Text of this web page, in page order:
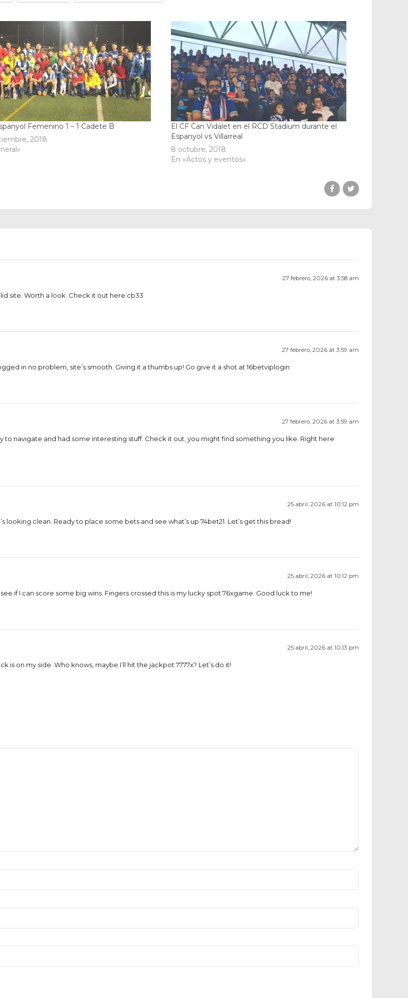
Femenino 1 – 1 Cadete B
2018
El CF Can Vidalet en el RCD Stadium durante el
Espanyol vs Villarreal
8 octubre, 2018
En «Actos y eventos»
27 febrero, 2026 at 3:58 am
site. Worth a look. Check it out here cb33
27 febrero, 2026 at 3:59 am
in no problem, site’s smooth. Giving it a thumbs up! Go give it a shot at16betviplogin
27 febrero, 2026 at 3:59 am
to navigate and had some interesting stuff. Check it out, you might find something you like. Right here
25 abril, 2026 at 10:12 pm
looking clean. Ready to place some bets and see what’s up 74bet21 . Let’s get this bread!
25 abril, 2026 at 10:12 pm
if I can score some big wins. Fingers crossed this is my lucky spot 76xgame . Good luck to me!
25 abril, 2026 at 10:13 pm
is on my side. Who knows, maybe I’ll hit the jackpot 7777x? Let’s do it!